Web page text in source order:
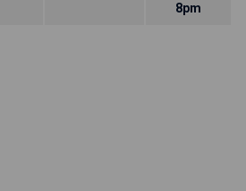
8pm